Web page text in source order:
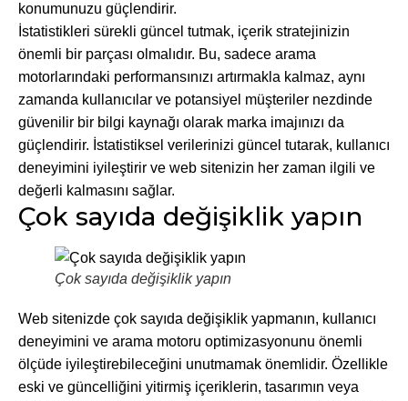
konumunuzu güçlendirir.
İstatistikleri sürekli güncel tutmak, içerik stratejinizin
önemli bir parçası olmalıdır. Bu, sadece arama
motorlarındaki performansınızı artırmakla kalmaz, aynı
zamanda kullanıcılar ve potansiyel müşteriler nezdinde
güvenilir bir bilgi kaynağı olarak marka imajınızı da
güçlendirir. İstatistiksel verilerinizi güncel tutarak, kullanıcı
deneyimini iyileştirir ve web sitenizin her zaman ilgili ve
değerli kalmasını sağlar.
Çok sayıda değişiklik yapın
Çok sayıda değişiklik yapın
Web sitenizde çok sayıda değişiklik yapmanın, kullanıcı
deneyimini ve arama motoru optimizasyonunu önemli
ölçüde iyileştirebileceğini unutmamak önemlidir. Özellikle
eski ve güncelliğini yitirmiş içeriklerin, tasarımın veya